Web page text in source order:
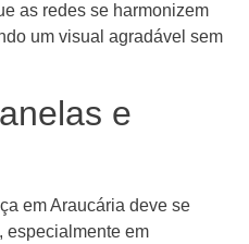
as redes se harmonizem
um visual agradável sem
e
em Araucária deve se
especialmente em